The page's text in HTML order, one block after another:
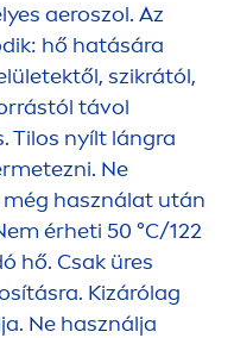
aeroszol. Az
hő hatására
szikrától,
távol
Tilos nyílt lángra
Ne
még használat után
érheti 50 °C/122
hő. Csak üres
Kizárólag
Ne használja